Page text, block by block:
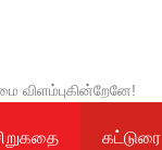
விளம்புகின்றேனே!
கட்டுரை